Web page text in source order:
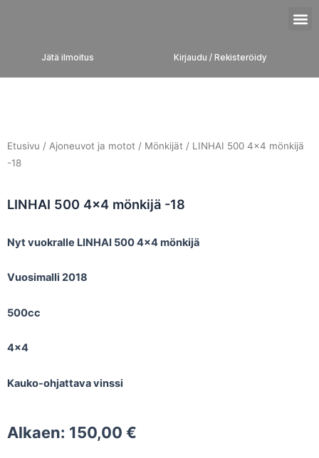
Jätä ilmoitus Kirjaudu / Rekisteröidy
Etusivu / Ajoneuvot ja motot / Mönkijät / LINHAI 500 4×4 mönkijä
-18
LINHAI 500 4×4 mönkijä -18
Nyt vuokralle LINHAI 500 4×4 mönkijä
Vuosimalli 2018
500cc
4×4
Kauko-ohjattava vinssi
Alkaen: 150,00 €